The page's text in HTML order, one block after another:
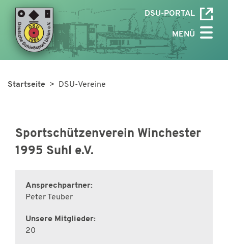
DSU-PORTAL
MENÜ
Startseite > DSU-Vereine
Sportschützenverein Winchester
1995 Suhl e.V.
Ansprechpartner:
Peter Teuber
Unsere Mitglieder:
20